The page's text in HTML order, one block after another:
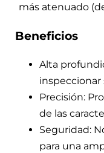
más atenuado
Beneficios
Alta
inspeccionar
Precisión:
de las
Seguridad:
para una